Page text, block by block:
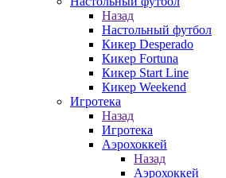
Назад
Настольный футбол
Кикер Desperado
Кикер Fortuna
Кикер Start Line
Кикер Weekend
Игротека
Назад
Игротека
Аэрохоккей
Назад
Аэрохоккей